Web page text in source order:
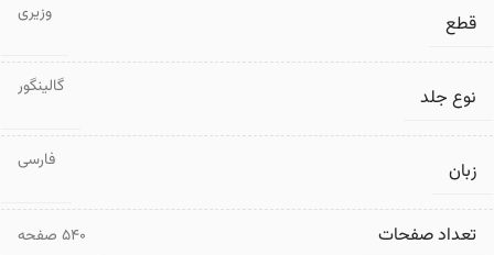
قطع وزیری
نوع جلد گالینگور
زبان فارسی
تعداد صفحات ۵۴۰ صفحه